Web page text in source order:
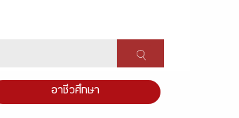
อาชีวศึกษา